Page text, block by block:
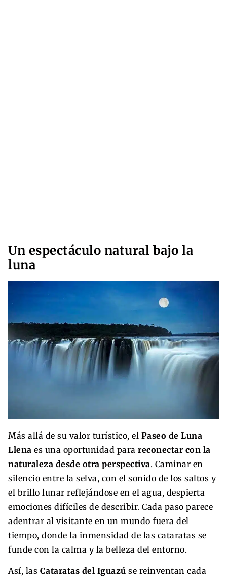
Un espectáculo natural bajo la
luna
Más allá de su valor turístico, el Paseo de Luna
Llena es una oportunidad para reconectar con la
naturaleza desde otra perspectiva. Caminar en
silencio entre la selva, con el sonido de los saltos y
el brillo lunar reflejándose en el agua, despierta
emociones difíciles de describir. Cada paso parece
adentrar al visitante en un mundo fuera del
tiempo, donde la inmensidad de las cataratas se
funde con la calma y la belleza del entorno.
Así, las Cataratas del Iguazú se reinventan cada